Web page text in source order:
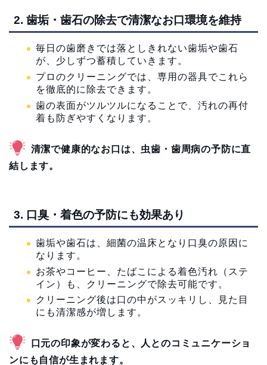
2. 歯垢・歯石の除去で清潔なお口環境を維持
毎日の歯磨きでは落としきれない歯垢や歯石
が、少しずつ蓄積していきます。
プロのクリーニングでは、専用の器具でこれら
を徹底的に除去できます。
歯の表面がツルツルになることで、汚れの再付
着も防ぎやすくなります。
清潔で健康的なお口は、虫歯・歯周病の予防に直
結します。
3. 口臭・着色の予防にも効果あり
歯垢や歯石は、細菌の温床となり口臭の原因に
なります。
お茶やコーヒー、たばこによる着色汚れ（ステ
イン）も、クリーニングで除去可能です。
クリーニング後は口の中がスッキリし、見た目
にも清潔感が増します。
口元の印象が変わると、人とのコミュニケーショ
ンにも自信が生まれます。